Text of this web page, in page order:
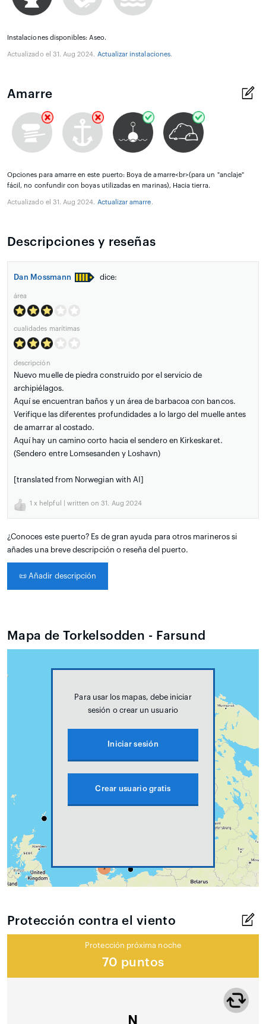
Instalaciones disponibles: Aseo.
Actualizado el 31. Aug 2024. Actualizar instalaciones.
Amarre
Opciones para amarre en este puerto: Boya de amarre<br>(para un "anclaje"
fácil, no confundir con boyas utilizadas en marinas), Hacia tierra.
Actualizado el 31. Aug 2024. Actualizar amarre.
Descripciones y reseñas
Dan Mossmann dice:
área
cualidades marítimas
descripción
Nuevo muelle de piedra construido por el servicio de
archipiélagos.
Aquí se encuentran baños y un área de barbacoa con bancos.
Verifique las diferentes profundidades a lo largo del muelle antes
de amarrar al costado.
Aquí hay un camino corto hacia el sendero en Kirkeskaret.
(Sendero entre Lomsesanden y Loshavn)
[translated from Norwegian with AI]
1 x helpful | written on 31. Aug 2024
¿Conoces este puerto? Es de gran ayuda para otros marineros si
añades una breve descripción o reseña del puerto.
📜 Añadir descripción
Mapa de Torkelsodden - Farsund
Para usar los mapas, debe iniciar
sesión o crear un usuario
Iniciar sesión
Crear usuario gratis
Protección contra el viento
Protección próxima noche
70 puntos
N